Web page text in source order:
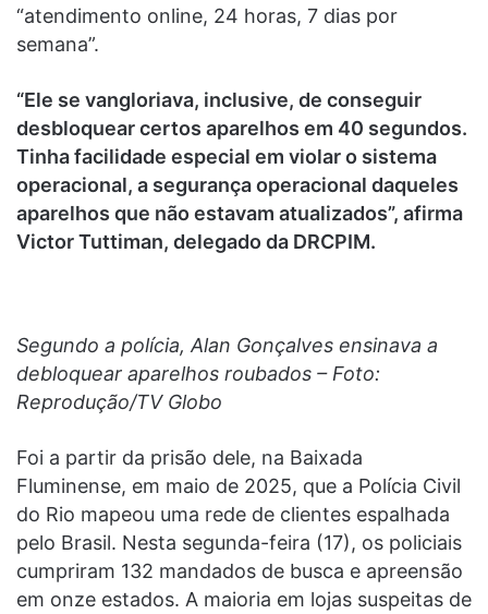
“atendimento online, 24 horas, 7 dias por
semana”.
“Ele se vangloriava, inclusive, de conseguir
desbloquear certos aparelhos em 40 segundos.
Tinha facilidade especial em violar o sistema
operacional, a segurança operacional daqueles
aparelhos que não estavam atualizados”, afirma
Victor Tuttiman, delegado da DRCPIM.
Segundo a polícia, Alan Gonçalves ensinava a
debloquear aparelhos roubados – Foto:
Reprodução/TV Globo
Foi a partir da prisão dele, na Baixada
Fluminense, em maio de 2025, que a Polícia Civil
do Rio mapeou uma rede de clientes espalhada
pelo Brasil. Nesta segunda-feira (17), os policiais
cumpriram 132 mandados de busca e apreensão
em onze estados. A maioria em lojas suspeitas de